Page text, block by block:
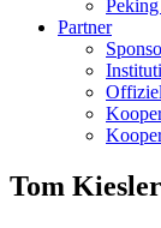
Partner
Tom Kiesler